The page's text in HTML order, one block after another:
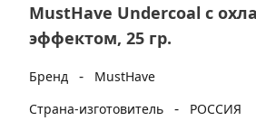
MustHave Undercoal с
эффектом, 25 гр.
Бренд -
MustHave
Страна-изготовитель
-
РОССИЯ